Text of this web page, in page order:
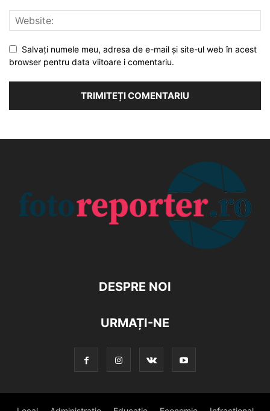
Salvați numele meu, adresa de e-mail și site-ul web în acest
browser pentru data viitoare i comentariu.
DESPRE NOI
URMAȚI-NE